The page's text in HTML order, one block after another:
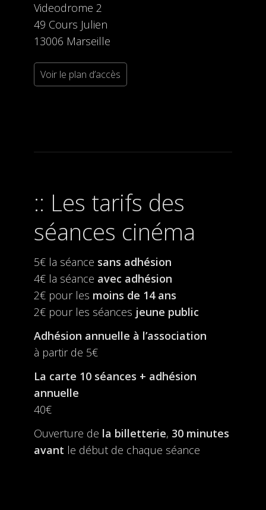
Videodrome 2
49 Cours Julien
13006 Marseille
Voir le plan d’accès
Les tarifs des
séances cinéma
5€ la séance sans adhésion
4€ la séance avec adhésion
2€ pour les moins de 14 ans
2€ pour les séances jeune public
Adhésion annuelle à l’association
à partir de 5€
La carte 10 séances + adhésion
annuelle
40€
Ouverture de la billetterie, 30 minutes
avant le début de chaque séance